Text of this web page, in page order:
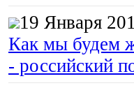
19 Января
Как мы будем
- российский